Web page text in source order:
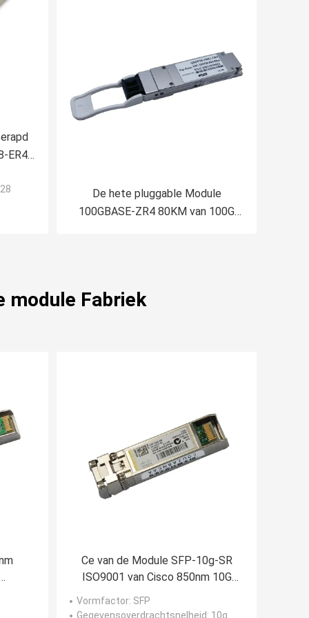
ER4
De hete pluggable Module
100GBASE-ZR4 80KM van 100G
module Fabriek
BIDI
Ce van de Module SFP-10g-SR
ISO9001 van Cisco 850nm 10G
Multimode Sfp
Vormfactor: SFP
Gegevensoverdrachtsnelheid: 10g